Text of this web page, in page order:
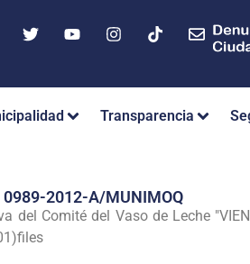
Transparencia
2012-A/MUNIMOQ
del Comité del Vaso de Leche